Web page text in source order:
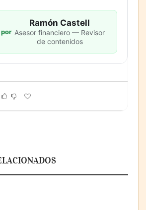
Ramón Castell
Asesor financiero — Revisor
de contenidos
anuncia que se ha